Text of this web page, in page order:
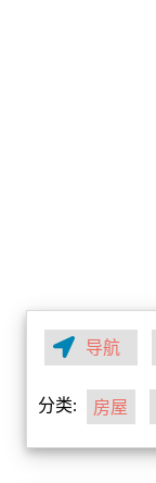
导航
分类: 房屋